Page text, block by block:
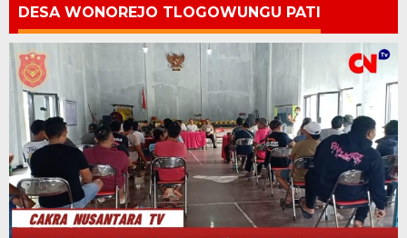
DESA WONOREJO TLOGOWUNGU PATI